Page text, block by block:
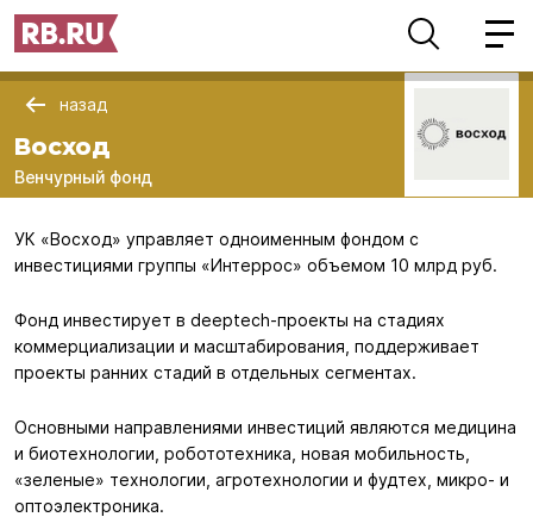
назад
Восход
Венчурный фонд
УК «Восход» управляет одноименным фондом с
инвестициями группы «Интеррос» объемом 10 млрд руб.
Фонд инвестирует в deeptech-проекты на стадиях
коммерциализации и масштабирования, поддерживает
проекты ранних стадий в отдельных сегментах.
Основными направлениями инвестиций являются медицина
и биотехнологии, робототехника, новая мобильность,
«зеленые» технологии, агротехнологии и фудтех, микро- и
оптоэлектроника.